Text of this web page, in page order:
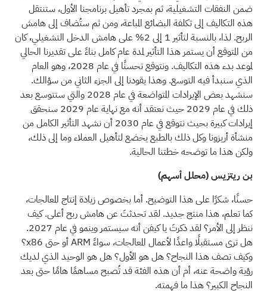
ضمن النفقات التشغيلية، ثم بمجرد تأهيل برنامجنا الأول، ستنتقل
هذه التكاليف إلى تكلفة البضائع المباعة، ومن ثم ستُضاف إلى هامش
الربح. لذا، بالنسبة لتأثير 1 إلى 2% على هامش الدخل التشغيلي، كان
من المتوقع أن يستمر هذا التأثير لمدة عام كامل بناءً على تقديرنا الحالي
لموعد بدء هذه التكاليف. ونتوقع تحسنًا في عام 2028، وهو العام
الذي سنبدأ فيه التوسع. وهذا يقودنا إلى الجزء الثاني من سؤالك.
سنشهد بعض الإيرادات المتواضعة في عام 2028 والتي ستتوسع بعد
ذلك في عام 2029 حيث نعتقد أنه مع نهاية عام 2029 سنحقق
إيرادات كبيرة بحيث نتوقع في عام 2030 أن نشهد التأثير الكامل من
منشأة أريزونا وكل ذلك بالطبع يخضع لتأهيل العملاء وما إلى ذلك،
ولكن هذا ما توضحه خطتنا الحالية.
بن ريتزيس (محلل أسهم)
حسنًا، شكرًا على هذا التوضيح. أما بخصوص زيادة إنتاج المعالجات،
كما تعلم، هذا منتج جديد. لقد تحدثتَ عن هامش ربح أعلى. كيف
ننظر إلى الأمر؟ لقد ذكرتَ يا كيفن أنه سيستمر وينمو في عام 2027.
هل ترى مستقبلًا واعدًا لأعمال المعالجات، سواءً ARM أو حتى x86؟
وكيف تصف هذا النجاح؟ هل هو الأول؟ هل هو الوحيد الذي لديك
رؤية واضحة عنه، أم أن هذه الفئة قد تُصبح مساهمًا هامًا حتى بعد
النجاح الكبير؟ هذا ما فهمته.